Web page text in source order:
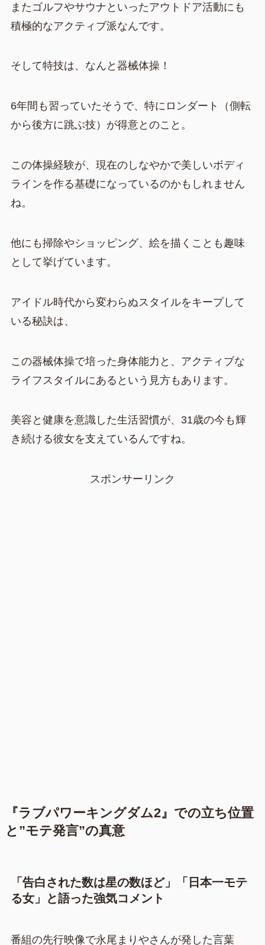
またゴルフやサウナといったアウトドア活動にも
積極的なアクティブ派なんです。
そして特技は、なんと器械体操！
6年間も習っていたそうで、特にロンダート（側転
から後方に跳ぶ技）が得意とのこと。
この体操経験が、現在のしなやかで美しいボディ
ラインを作る基礎になっているのかもしれません
ね。
他にも掃除やショッピング、絵を描くことも趣味
として挙げています。
アイドル時代から変わらぬスタイルをキープして
いる秘訣は、
この器械体操で培った身体能力と、アクティブな
ライフスタイルにあるという見方もあります。
美容と健康を意識した生活習慣が、31歳の今も輝
き続ける彼女を支えているんですね。
スポンサーリンク
『ラブパワーキングダム2』での立ち位置
と”モテ発言”の真意
「告白された数は星の数ほど」「日本一モテ
る女」と語った強気コメント
番組の先行映像で永尾まりやさんが発した言葉